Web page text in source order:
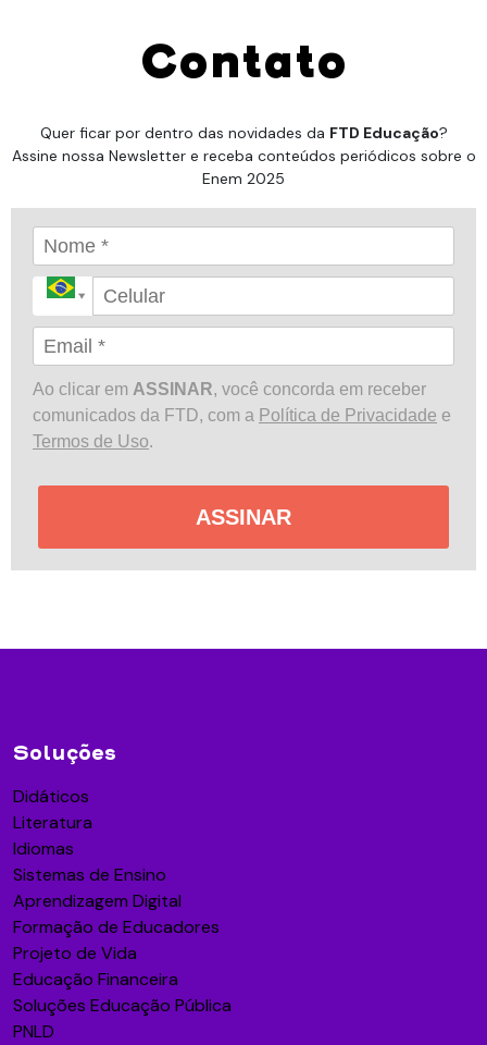
Contato
Quer ficar por dentro das novidades da FTD Educação?
Assine nossa Newsletter e receba conteúdos periódicos sobre o
Enem 2025
Ao clicar em ASSINAR, você concorda em receber
comunicados da FTD, com a Política de Privacidade e
Termos de Uso.
ASSINAR
Soluções
Didáticos
Literatura
Idiomas
Sistemas de Ensino
Aprendizagem Digital
Formação de Educadores
Projeto de Vida
Educação Financeira
Soluções Educação Pública
PNLD